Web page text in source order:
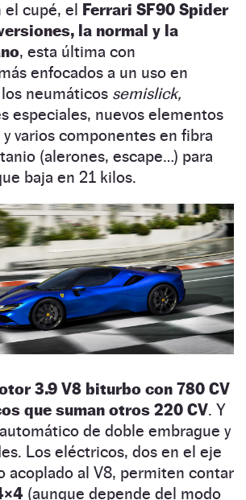
el cupé, el Ferrari SF90 Spider
la normal y la
, esta última con
enfocados a un uso en
neumáticos semislick,
especiales, nuevos elementos
varios componentes en fibra
(alerones, escape…) para
baja en 21 kilos.
3.9 V8 biturbo con 780 CV
que suman otros 220 CV. Y
de doble embrague y
Los eléctricos, dos en el eje
acoplado al V8, permiten contar
(aunque depende del modo